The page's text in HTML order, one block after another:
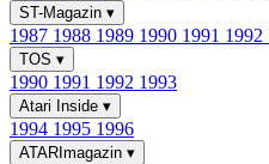
ST-Magazin ▾
1987 1988 1989 1990 1991 1992
TOS ▾
1990 1991 1992 1993
Atari Inside ▾
1994 1995 1996
ATARImagazin ▾